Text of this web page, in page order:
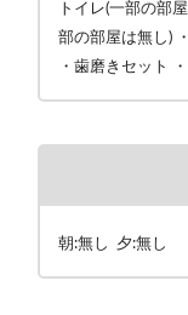
トイレ(一部の部
部の部屋は無し)
・歯磨きセット
朝:無し 夕:無し